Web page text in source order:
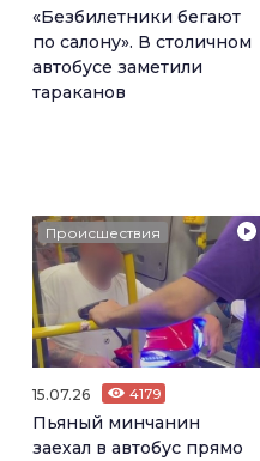
«Безбилетники бегают
по салону». В столичном
автобусе заметили
тараканов
Происшествия
15.07.26 4179
Пьяный минчанин
заехал в автобус прямо